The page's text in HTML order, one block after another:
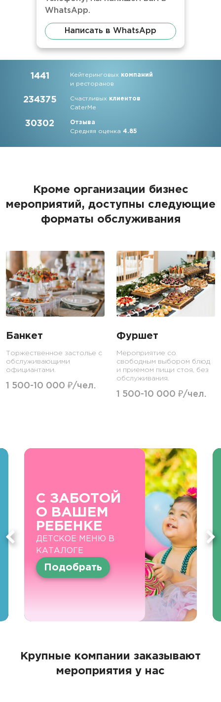
WhatsApp.
Написать в WhatsApp
1441 Кейтеринговых компаний
и ресторанов
234375 Счастливых клиентов
CaterMe
30302
Отзыва
Средняя оценка4.85
Кроме организации бизнес
мероприятий, доступны следующие
форматы обслуживания
Банкет
Торжественное застолье с
обслуживающими
официантами.
1 500-10 000 ₽/чел.
Фуршет
Мероприятие со
свободным выбором блюд
и приемом пищи стоя, без
обслуживания.
1 500-10 000 ₽/чел.
С ЗАБОТОЙ
О ВАШЕМ
РЕБЕНКЕ
ДЕТСКОЕ МЕНЮ В
КАТАЛОГЕ
Подобрать
Крупные компании заказывают
мероприятия у нас